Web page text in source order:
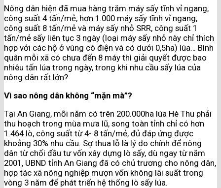
Nông dân hiện đã mua hàng trăm máy sấy tĩnh vỉ ngang,
công suất 4 tấn/mẻ, hơn 1.000 máy sấy tĩnh vỉ ngang,
công suất 8 tấn/mẻ và máy sấy nhỏ SRR, công suất 1
tấn/mẻ sấy liên tục 3 ngày (loại máy sấy nhỏ này chỉ thích
hợp với các hộ ở vùng có điện và có dưới 0,5ha) lúa… Bình
quân mỗi xã có chưa đến 8 máy thì giải quyết được bao
nhiêu tấn lúa trong ngày, trong khi nhu cầu sấy lúa của
nông dân rất lớn?
Vì sao nông dân không “mặn mà”?
Tại An Giang, mỗi năm có trên 200.000ha lúa Hè Thu phải
thu hoạch trong mùa mưa lũ, song toàn tỉnh chỉ có hơn
1.464 lò, công suất từ 4- 8 tấn/mẻ, đủ đáp ứng được
khoảng 30% nhu cầu. Sợ thua lỗ là lý do chính để nông
dân từ chối đầu tư vốn xây dựng lò sấy, dù ngay từ năm
2001, UBND tỉnh An Giang đã có chủ trương cho nông dân,
hợp tác xã nông nghiệp mượn vốn không lãi suất trong
vòng 3 năm để phát triển hệ thống lò sấy lúa.